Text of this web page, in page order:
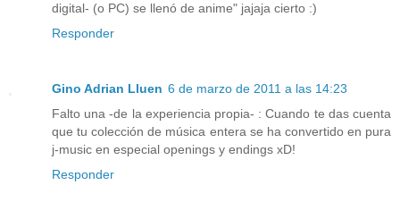
digital- (o PC) se llenó de anime" jajaja cierto :)
Responder
Gino Adrian Lluen 6 de marzo de 2011 a las 14:23
Falto una -de la experiencia propia- : Cuando te das cuenta
que tu colección de música entera se ha convertido en pura
j-music en especial openings y endings xD!
Responder